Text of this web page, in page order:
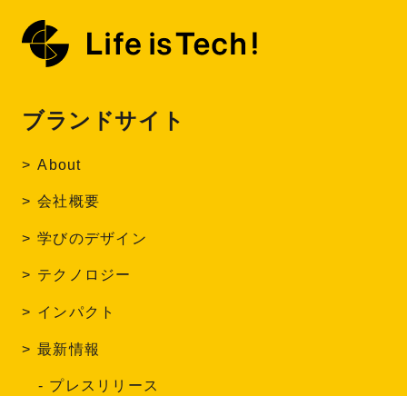
ブランドサイト
About
会社概要
学びのデザイン
テクノロジー
インパクト
最新情報
プレスリリース